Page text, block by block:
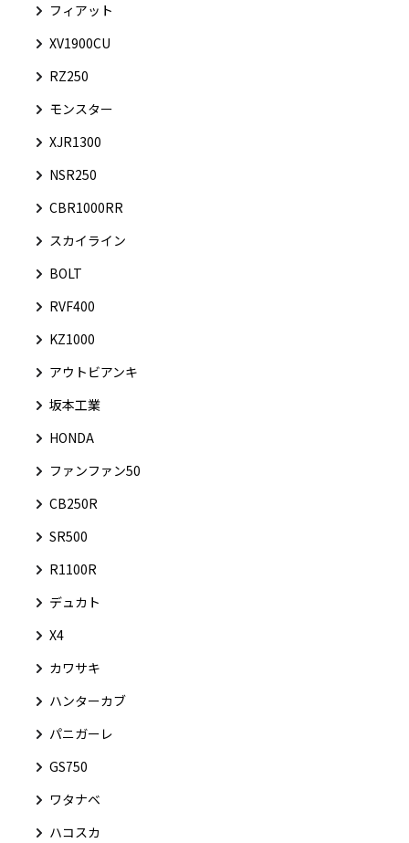
フィアット
XV1900CU
RZ250
モンスター
XJR1300
NSR250
CBR1000RR
スカイライン
BOLT
RVF400
KZ1000
アウトビアンキ
坂本工業
HONDA
ファンファン50
CB250R
SR500
R1100R
デュカト
X4
カワサキ
ハンターカブ
パニガーレ
GS750
ワタナベ
ハコスカ